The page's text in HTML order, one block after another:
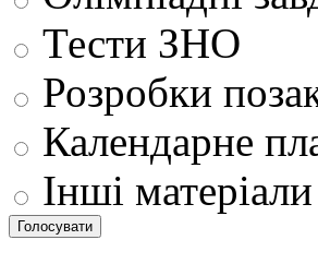
Тести ЗНО
Розробки
Календарне
Інші матеріали